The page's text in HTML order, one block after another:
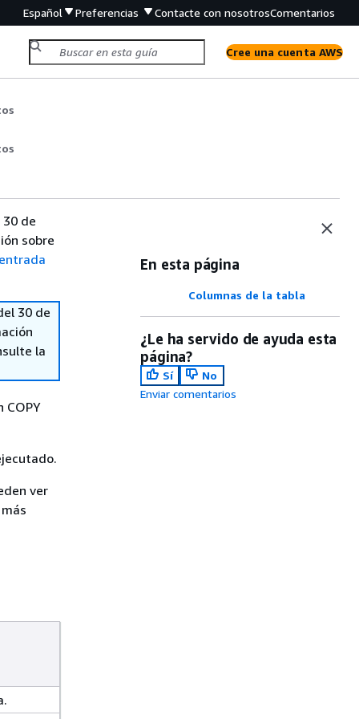
Español Preferencias Contacte con nosotrosComentarios
Cree una cuenta AWS
de
sobre
entrada
30 de
la
COPY
ver
En esta página
Columnas de la tabla
¿Le ha servido de ayuda esta
página?
Sí
No
Enviar comentarios